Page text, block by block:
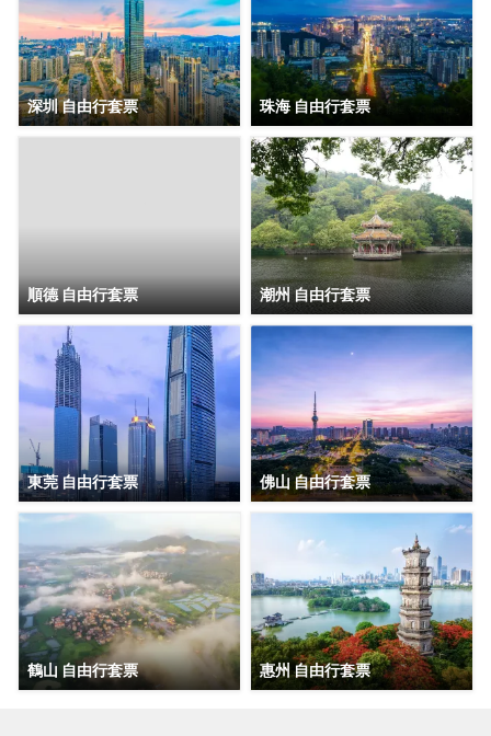
深圳 自由行套票 珠海 自由行套票
順德 自由行套票 潮州 自由行套票
東莞 自由行套票 佛山 自由行套票
鶴山 自由行套票 惠州 自由行套票